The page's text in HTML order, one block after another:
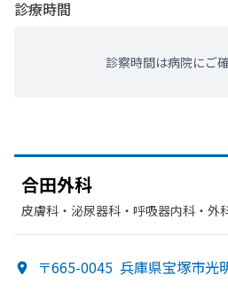
診療時間
診察時間は病院にご
合田外科
皮膚科・​泌尿器科・​呼吸器内科・​外
〒665-0045 兵庫県宝塚市光